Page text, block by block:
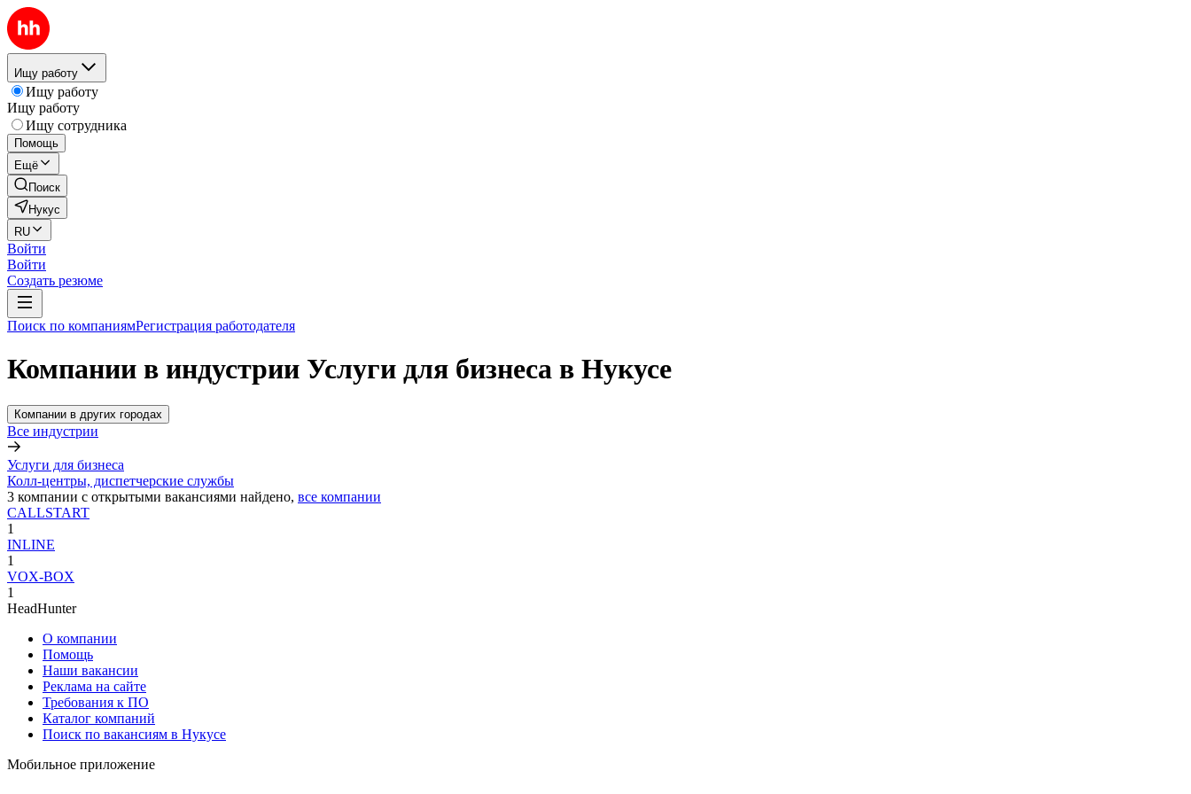
Ищу работу
Ищу работу
Ищу работу
Ищу сотрудника
Помощь
Ещё
Поиск
Нукус
RU
Войти
Войти
Создать резюме
Поиск по компаниямРегистрация работодателя
Компании в индустрии Услуги для бизнеса в Нукусе
Компании в других городах
Все индустрии
Услуги для бизнеса
Колл-центры, диспетчерские службы
3 компании с открытыми вакансиями найдено, все компании
CALLSTART
1
INLINE
1
VOX-BOX
1
HeadHunter
О компании
Помощь
Наши вакансии
Реклама на сайте
Требования к ПО
Каталог компаний
Поиск по вакансиям в Нукусе
Мобильное приложение